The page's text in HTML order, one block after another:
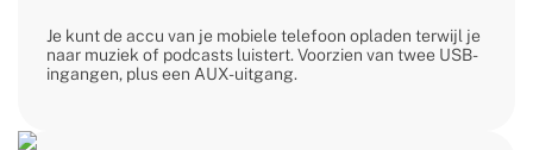
Je kunt de accu van je mobiele telefoon opladen terwijl je
naar muziek of podcasts luistert. Voorzien van twee USB-
ingangen, plus een AUX-uitgang.